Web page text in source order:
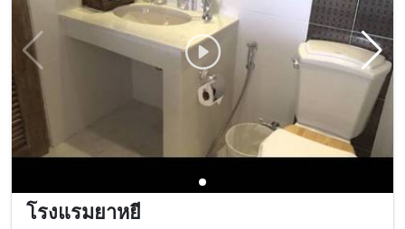
โรงแรมยาหยี